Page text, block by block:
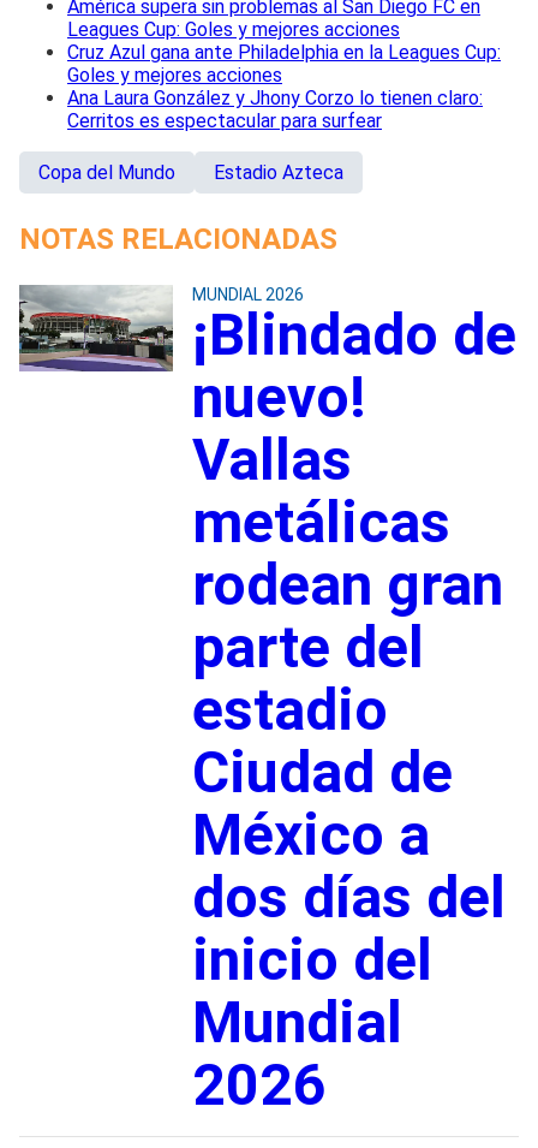
América supera sin problemas al San Diego FC en
Leagues Cup: Goles y mejores acciones
Cruz Azul gana ante Philadelphia en la Leagues Cup:
Goles y mejores acciones
Ana Laura González y Jhony Corzo lo tienen claro:
Cerritos es espectacular para surfear
Copa del Mundo Estadio Azteca
NOTAS RELACIONADAS
MUNDIAL 2026
¡Blindado de
nuevo!
Vallas
metálicas
rodean gran
parte del
estadio
Ciudad de
México a
dos días del
inicio del
Mundial
2026